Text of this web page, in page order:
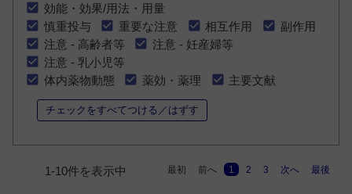
効能・効果/用法・用量
慎重投与
重要な注意 相互作用
副作用
注意 - 高齢者等
注意 - 妊産婦等
注意 - 乳小児等
体内薬物動態
薬効・薬理 主要文献
チェックをすべてつける／はずす
1-10件を表示中 最初 前へ 1 2 3 次へ 最後